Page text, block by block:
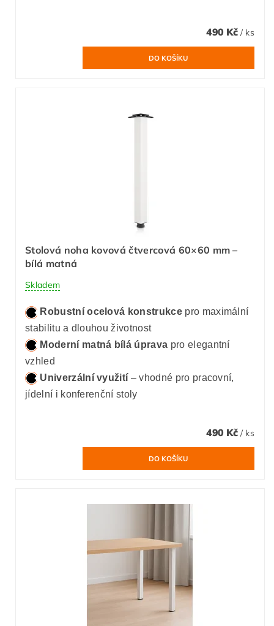
490 Kč / ks
Stolová noha kovová čtvercová 60×60 mm –
bílá matná
Skladem
Robustní ocelová konstrukcepro maximální
stabilitu a dlouhou životnost
Moderní matná bílá úprava pro elegantní
vzhled
Univerzální využití – vhodné pro pracovní,
jídelní i konferenční stoly
490 Kč / ks